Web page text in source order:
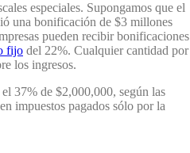
especiales. Supongamos que el
una bonificación de $3 millones
pueden recibir bonificaciones
fijo del 22%. Cualquier cantidad por
los ingresos.
37% de $2,000,000, según las
impuestos pagados sólo por la